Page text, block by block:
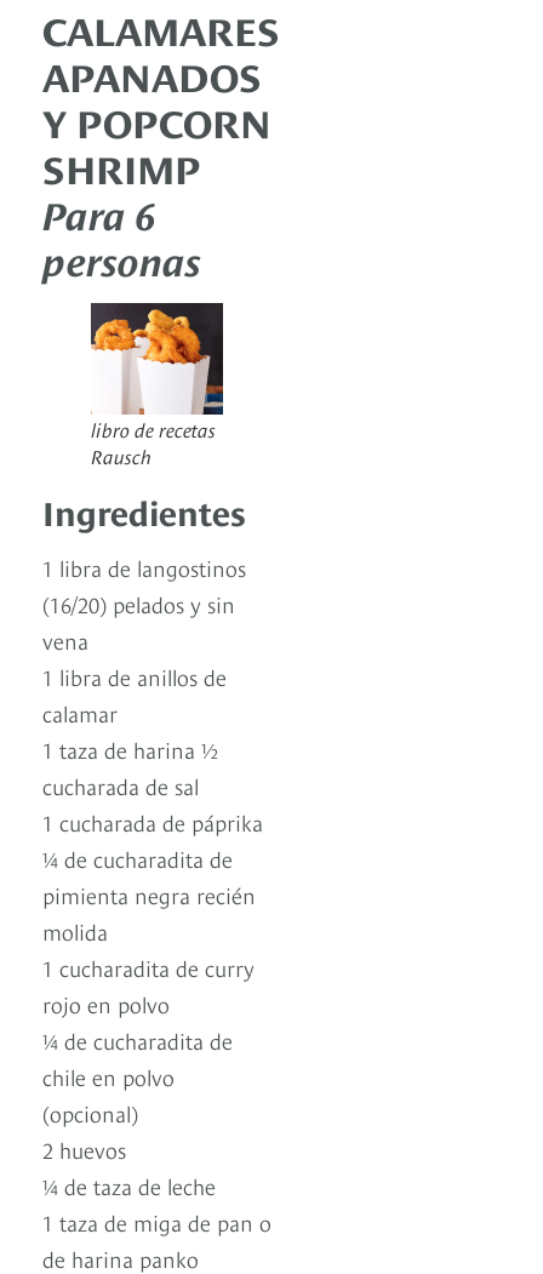
CALAMARES
APANADOS
Y POPCORN
SHRIMP
Para 6
personas
libro de recetas
Rausch
Ingredientes
1 libra de langostinos
(16/20) pelados y sin
vena
1 libra de anillos de
calamar
1 taza de harina ½
cucharada de sal
1 cucharada de páprika
¼ de cucharadita de
pimienta negra recién
molida
1 cucharadita de curry
rojo en polvo
¼ de cucharadita de
chile en polvo
(opcional)
2 huevos
¼ de taza de leche
1 taza de miga de pan o
de harina panko